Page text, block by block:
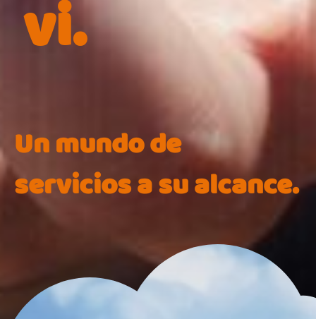
vi.
Un mundo de
servicios a su alcance.